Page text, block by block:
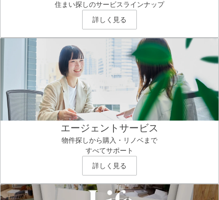
住まい探しのサービスラインナップ
詳しく見る
エージェントサービス
物件探しから購入・リノベまで
すべてサポート
詳しく見る